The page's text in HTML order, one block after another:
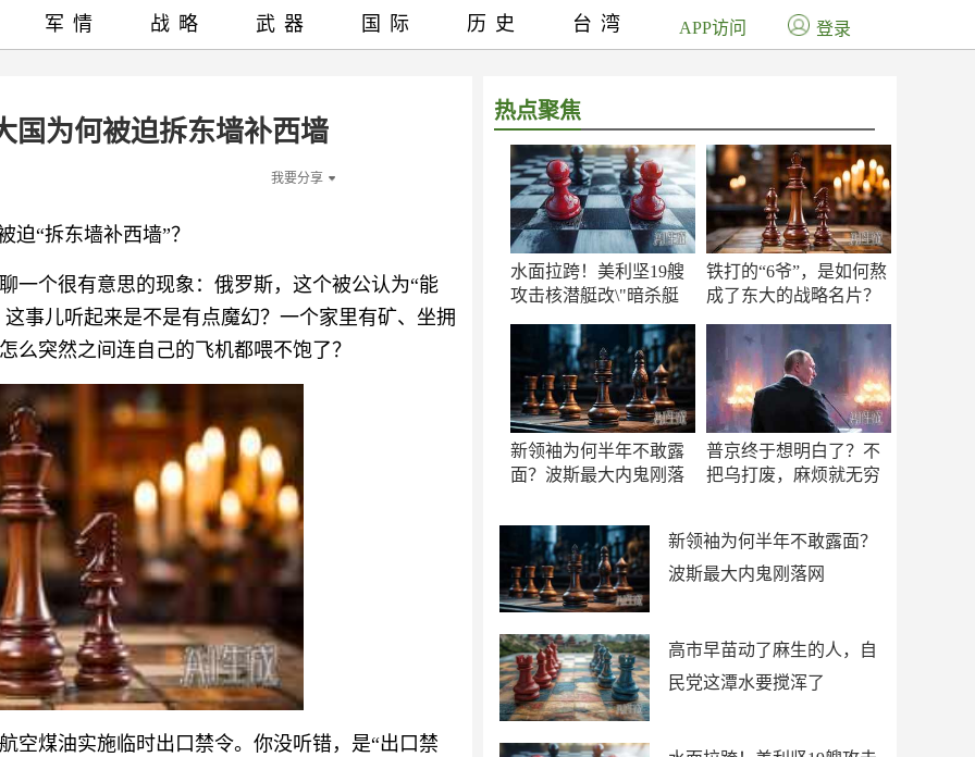
国为何被迫拆东墙补西墙
我要分享
迫“拆东墙补西墙”？
一个很有意思的现象：俄罗斯，这个被公认为“能
事儿听起来是不是有点魔幻？一个家里有矿、坐拥
么突然之间连自己的飞机都喂不饱了？
空煤油实施临时出口禁令。你没听错，是“出口禁
热点聚焦
水面拉跨！美利坚19艘
攻击核潜艇改\"暗杀艇
铁打的“6爷”，是如何熬
成了东大的战略名片？
新领袖为何半年不敢露
面？波斯最大内鬼刚落
普京终于想明白了？不
把乌打废，麻烦就无穷
新领袖为何半年不敢露面？
波斯最大内鬼刚落网
高市早苗动了麻生的人，自
民党这潭水要搅浑了
军情 战略 武器 国际 历史 台湾 APP访问 登录